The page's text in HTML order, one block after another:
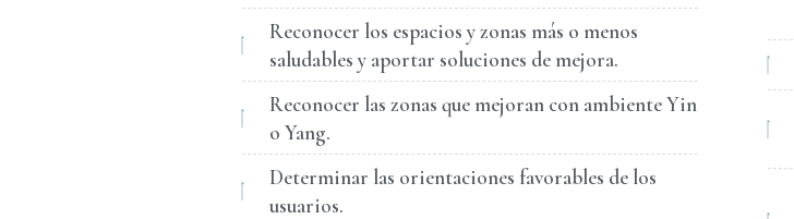
Reconocer los espacios y zonas más o menos
saludables y aportar soluciones de mejora.
Reconocer las zonas que mejoran con ambiente Yin
o Yang.
Determinar las orientaciones favorables de los
usuarios.